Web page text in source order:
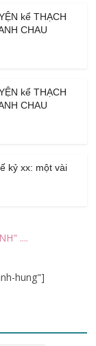
kể THẠCH
CHAU
kể THẠCH
CHAU
kỷ xx: một vài
....
hung"]